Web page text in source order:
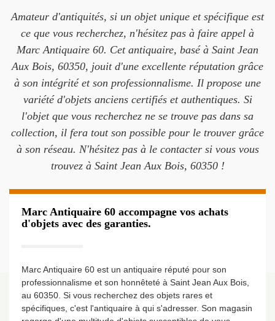
Amateur d'antiquités, si un objet unique et spécifique est
ce que vous recherchez, n'hésitez pas à faire appel à
Marc Antiquaire 60. Cet antiquaire, basé à Saint Jean
Aux Bois, 60350, jouit d'une excellente réputation grâce
à son intégrité et son professionnalisme. Il propose une
variété d'objets anciens certifiés et authentiques. Si
l'objet que vous recherchez ne se trouve pas dans sa
collection, il fera tout son possible pour le trouver grâce
à son réseau. N'hésitez pas à le contacter si vous vous
trouvez à Saint Jean Aux Bois, 60350 !
Marc Antiquaire 60 accompagne vos achats
d'objets avec des garanties.
Marc Antiquaire 60 est un antiquaire réputé pour son
professionnalisme et son honnêteté à Saint Jean Aux Bois,
au 60350. Si vous recherchez des objets rares et
spécifiques, c'est l'antiquaire à qui s'adresser. Son magasin